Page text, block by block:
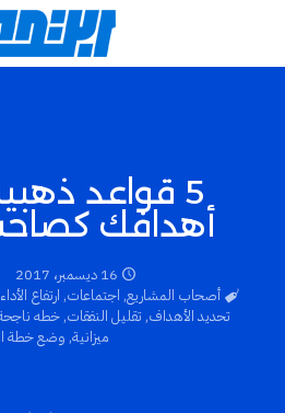
5 قواعد
أهدافك
16 ديسمبر، 2017
أصحاب المشاريع, اجتماعات, ارتفاع الأداء
تحديد الأهداف, تقليل النفقات, خطه
ميزانية, وضع خطة